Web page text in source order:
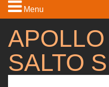
Menu
HOME
IL TORNEO
SALTO